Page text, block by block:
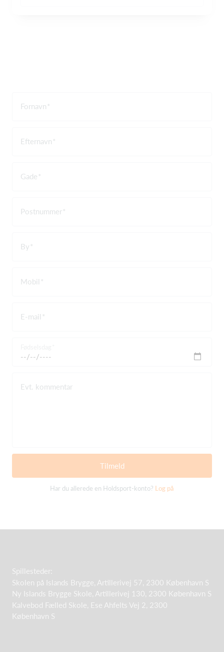
Fornavn
Efternavn
Gade
Postnummer
By
Mobil
E-mail
Evt. kommentar
Tilmeld
Har du allerede en Holdsport-konto? Log på
Spillesteder:
Skolen på Islands Brygge, Artillerivej 57, 2300 København S
Ny Islands Brygge Skole, Artillerivej 130, 2300 København S
Kalvebod Fælled Skole, Ese Ahfelts Vej 2, 2300
København S